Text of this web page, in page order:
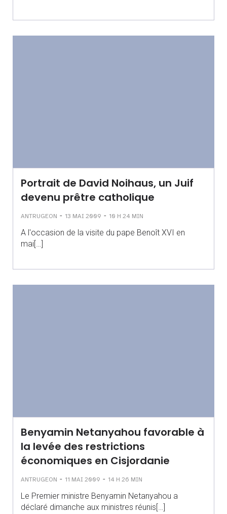
Portrait de David Noihaus, un Juif
devenu prêtre catholique
ANTRUGEON - 13 MAI 2009 - 10 H 24 MIN
A l'occasion de la visite du pape Benoît XVI en
mai[…]
Benyamin Netanyahou favorable à
la levée des restrictions
économiques en Cisjordanie
ANTRUGEON - 11 MAI 2009 - 14 H 26 MIN
Le Premier ministre Benyamin Netanyahou a
déclaré dimanche aux ministres réunis[…]